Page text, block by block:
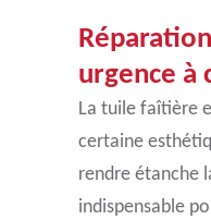
urgence à
La tuile faîtière
certaine
rendre étanche
indispensable